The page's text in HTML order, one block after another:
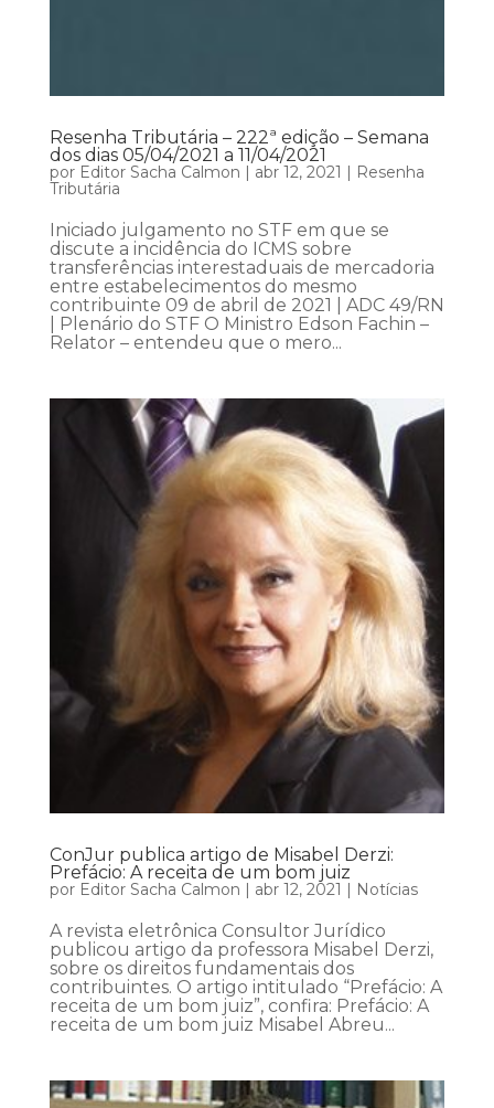
Resenha Tributária – 222ª edição – Semana
dos dias 05/04/2021 a 11/04/2021
por Editor Sacha Calmon | abr 12, 2021 | Resenha
Tributária
Iniciado julgamento no STF em que se
discute a incidência do ICMS sobre
transferências interestaduais de mercadoria
entre estabelecimentos do mesmo
contribuinte 09 de abril de 2021 | ADC 49/RN
| Plenário do STF O Ministro Edson Fachin –
Relator – entendeu que o mero...
ConJur publica artigo de Misabel Derzi:
Prefácio: A receita de um bom juiz
por Editor Sacha Calmon | abr 12, 2021 | Notícias
A revista eletrônica Consultor Jurídico
publicou artigo da professora Misabel Derzi,
sobre os direitos fundamentais dos
contribuintes. O artigo intitulado “Prefácio: A
receita de um bom juiz”, confira: Prefácio: A
receita de um bom juiz Misabel Abreu...